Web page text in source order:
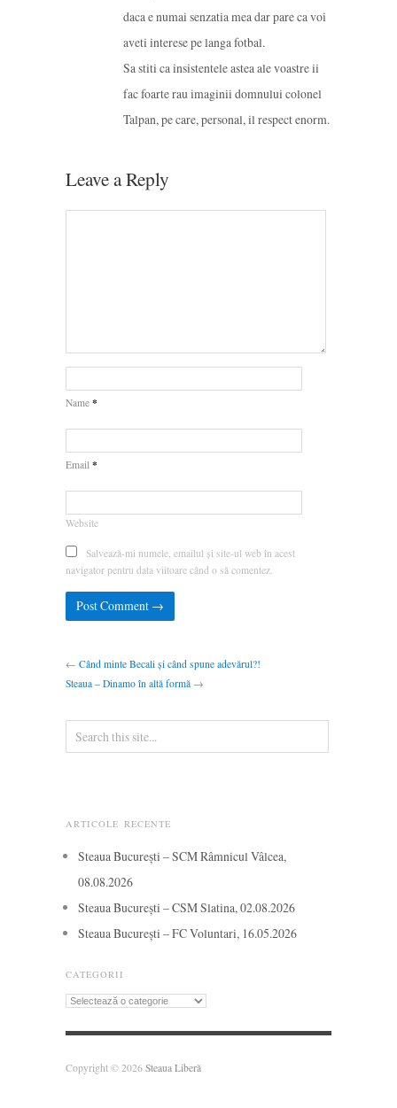
daca e numai senzatia mea dar pare ca voi
aveti interese pe langa fotbal.
Sa stiti ca insistentele astea ale voastre ii
fac foarte rau imaginii domnului colonel
Talpan, pe care, personal, il respect enorm.
Leave a Reply
Name *
Email *
Website
Salvează-mi numele, emailul și site-ul web în acest
navigator pentru data viitoare când o să comentez.
← Când minte Becali și când spune adevărul?!
Steaua – Dinamo în altă formă →
ARTICOLE RECENTE
Steaua București – SCM Râmnicul Vâlcea,
08.08.2026
Steaua București – CSM Slatina, 02.08.2026
Steaua București – FC Voluntari, 16.05.2026
CATEGORII
Categorii
Copyright © 2026 Steaua Liberă